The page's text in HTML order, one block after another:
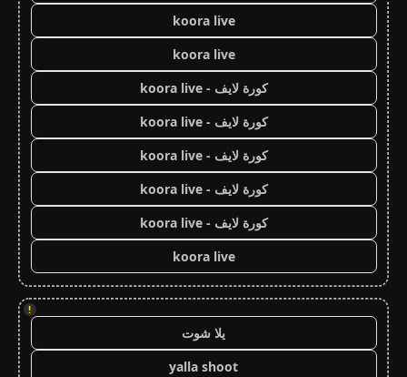
koora live
koora live
كورة لايف - koora live
كورة لايف - koora live
كورة لايف - koora live
كورة لايف - koora live
كورة لايف - koora live
koora live
!
يلا شوت
yalla shoot